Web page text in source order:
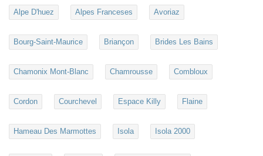
Alpe D'huez Alpes Franceses Avoriaz
Bourg-Saint-Maurice Briançon Brides Les Bains
Chamonix Mont-Blanc Chamrousse Combloux
Cordon Courchevel Espace Killy Flaine
Hameau Des Marmottes Isola Isola 2000